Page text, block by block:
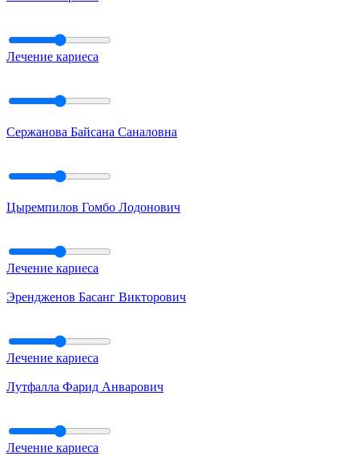
Лечение кариеса
Сержанова Байсана Саналовна
Цыремпилов Гомбо Лодонович
Лечение кариеса
Эрендженов Басанг Викторович
Лечение кариеса
Лутфалла Фарид Анварович
Лечение кариеса